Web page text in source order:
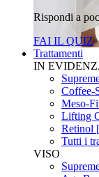
Rispondi a
FAI IL QUIZ
Trattamenti
IN
Coffee-
Meso-
Lifting
Retinol
Tutti i
VISO